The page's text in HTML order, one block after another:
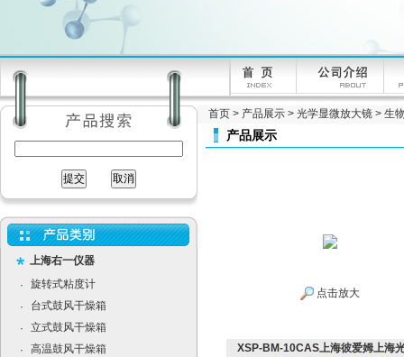
上海右一仪器
·
旋转式粘度计
·
台式鼓风干燥箱
·
立式鼓风干燥箱
·
高温鼓风干燥箱
首页 > 产品展示 > 光学显微放大镜 > 生
产品展示
点击放大
XSP-BM-10CAS上海彼爱姆上海